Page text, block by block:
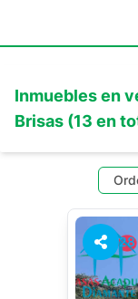
Inmuebles en
Brisas (13 en
28